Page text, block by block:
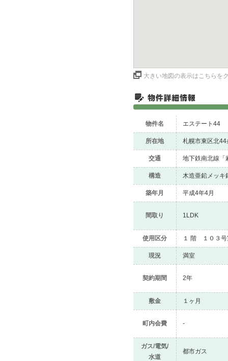
大きい地図の表示はこちらを
物件名 エステート44
所在地 札幌市東区北
交通 地下鉄南北線「
構造 木造亜鉛メッキ
築年月 平成4年4月
間取り 1LDK
使用区分 １ 階 １０３号
現況 満室
契約期間 2年
敷金 １ヶ月
町内会費 -
ガス/電気/
水道
都市ガス